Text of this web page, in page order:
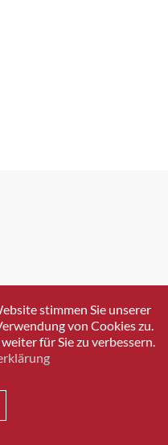
stimmen Sie unserer
von Cookies zu.
für Sie zu verbessern.